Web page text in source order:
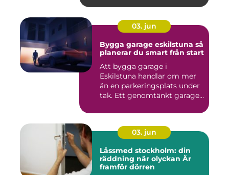
03. jun
Bygga garage eskilstuna så
planerar du smart från start
Att bygga garage i
Eskilstuna handlar om mer
än en parkeringsplats under
tak. Ett genomtänkt garage
03. jun
Låssmed stockholm: din
räddning när olyckan Är
framför dörren